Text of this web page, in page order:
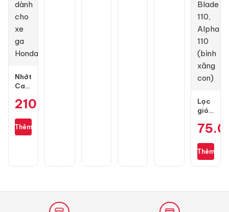
Nhớt
Castrol
1
Scooter
10W30
210.000
Thêm
Lọc
gió
cho
S110,
RSX
Thêm